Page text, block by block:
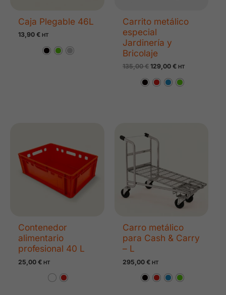
Caja Plegable 46L
13,90€ HT
Carrito metálico
especial
Jardinería y
Bricolaje
135,00€ 129,00 € HT
Contenedor
alimentario
profesional 40 L
25,00€ HT
Carro metálico
para Cash & Carry
– L
295,00 € HT